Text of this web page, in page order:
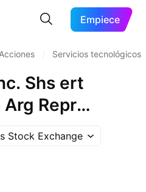
Empiece
Acciones Servicios tecnológicos
Shs ert
Repr
Sh
Stock Exchange